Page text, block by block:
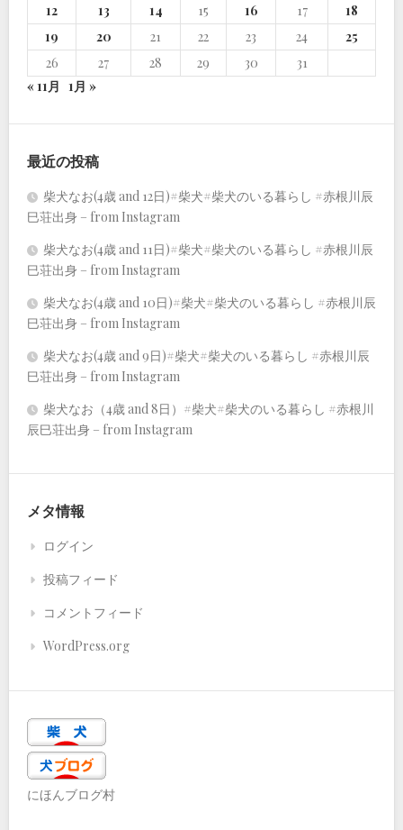
12
13 14 15 16 17
18
19
20 21 22 23 24
25
26
27 28 29 30
31
« 11月 1月 »
最近の投稿
柴犬なお(4歳 and 12日)#柴犬#柴犬のいる暮らし #赤根川辰
巳荘出身 – from Instagram
柴犬なお(4歳 and 11日)#柴犬#柴犬のいる暮らし #赤根川辰
巳荘出身 – from Instagram
柴犬なお(4歳 and 10日)#柴犬#柴犬のいる暮らし #赤根川辰
巳荘出身 – from Instagram
柴犬なお(4歳 and 9日)#柴犬#柴犬のいる暮らし #赤根川辰
巳荘出身 – from Instagram
柴犬なお（4歳 and 8日）#柴犬#柴犬のいる暮らし #赤根川
辰巳荘出身 – from Instagram
メタ情報
ログイン
投稿フィード
コメントフィード
WordPress.org
にほんブログ村